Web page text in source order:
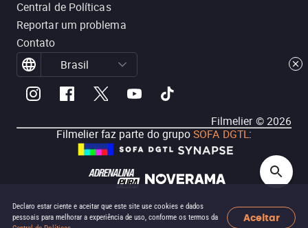
Declaro estar ciente e aceitar que este site use cookies e dados
pessoais para melhorar a experiência de uso, conforme os termos da
Aceitar
Central de Políticas
Reportar um problema
Contato
Brasil
Filmelier ©2026
Filmelier faz parte do grupoSOFA DGTL: